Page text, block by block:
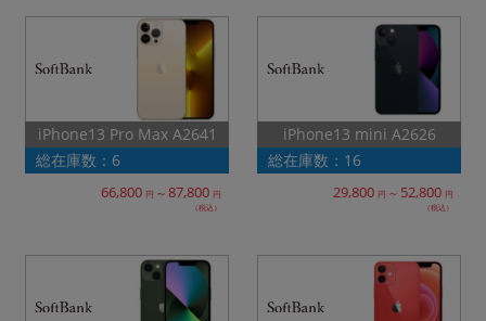
iPhone13 Pro Max A2641
総在庫数：6
66,800 円 ～ 87,800 円
（税込）
iPhone13 mini A2626
総在庫数：16
29,800 円 ～ 52,800 円
（税込）